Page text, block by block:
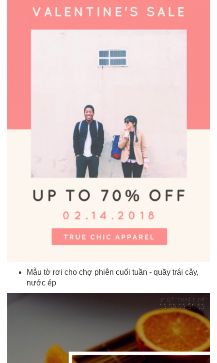
Mẫu tờ rơi cho chợ phiên cuối tuần - quầy trái cây,
nước ép